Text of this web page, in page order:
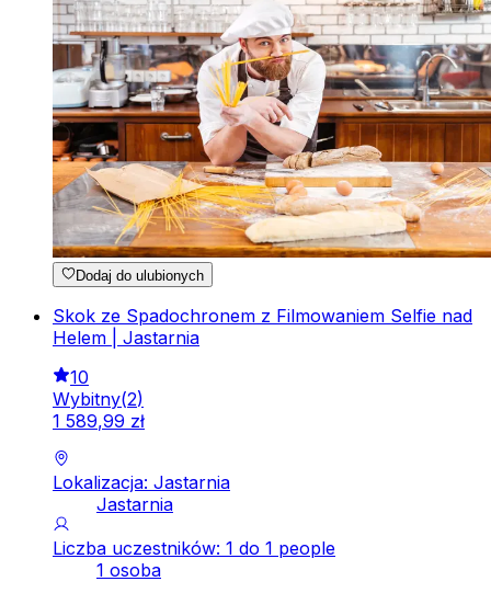
Dodaj do ulubionych
Skok ze Spadochronem z Filmowaniem Selfie nad
Helem | Jastarnia
10
Wybitny(2)
1 589,99 zł
Lokalizacja: Jastarnia
Jastarnia
Liczba uczestników: 1 do 1 people
1 osoba